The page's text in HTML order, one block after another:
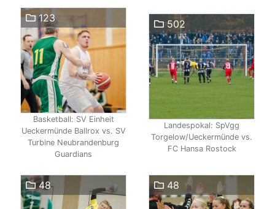
123
Basketball: SV Einheit
Ueckermünde Ballrox vs. SV
Turbine Neubrandenburg
Guardians
502
Landespokal: SpVgg
Torgelow/Ueckermünde vs.
FC Hansa Rostock
48 48